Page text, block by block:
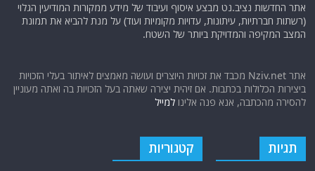
אתר החדשות נציב.נט מבצע איסוף ועיבוד של מידע ממקורות המודיעין הגלוי
(רשתות חברתיות, עיתונות, עדויות מקומיות ועוד) על מנת להביא את תמונת
המצב המקיפה והמדויקת ביותר של השטח.
אתר Nziv.net מכבד את זכויות היוצרים ועושה מאמצים לאיתור בעלי הזכויות
ביצירות הכלולות בכתבות. אם זיהית יצירה שאתה בעל הזכויות בה ואתה מעוניין
להסירה מהכתבה, אנא פנה אלינולמייל
תגיות קטגוריות